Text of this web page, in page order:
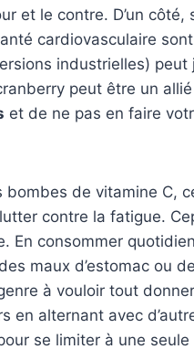
et le contre. D’un côté,
cardiovasculaire
industrielles)
peut être un
et de ne pas en faire
de vitamine C,
contre la fatigue.
En consommer
maux d’estomac ou
à vouloir tout
en alternant avec
se limiter à une seule